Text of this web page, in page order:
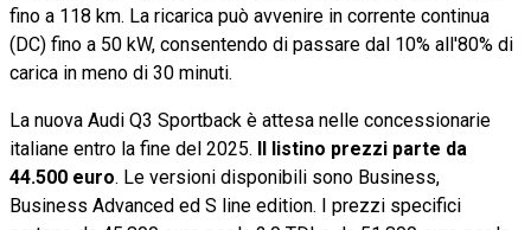
fino a 118 km. La ricarica può avvenire in corrente continua
(DC) fino a 50 kW, consentendo di passare dal 10% all'80% di
carica in meno di 30 minuti.
La nuova Audi Q3 Sportback è attesa nelle concessionarie
italiane entro la fine del 2025. Il listino prezzi parte da
44.500 euro. Le versioni disponibili sono Business,
Business Advanced ed S line edition. I prezzi specifici